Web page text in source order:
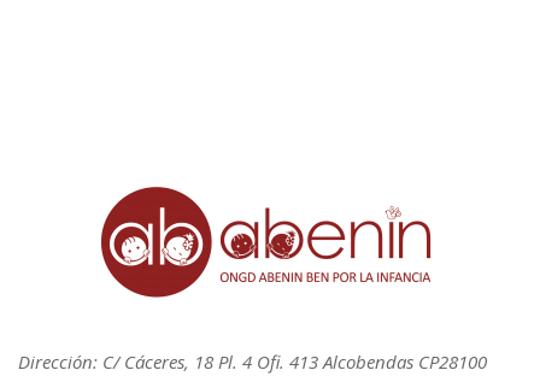
Dirección: C/ Cáceres, 18 Pl. 4 Ofi. 413 Alcobendas CP28100